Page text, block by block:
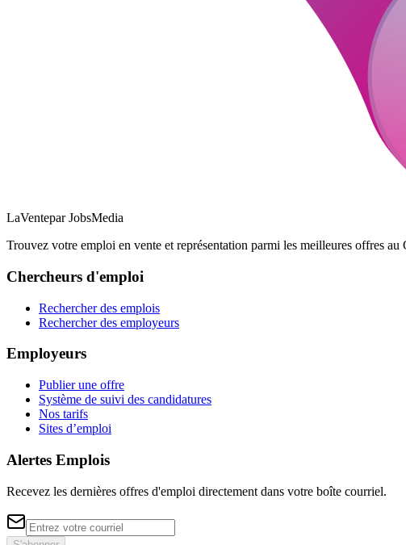
LaVentepar JobsMedia
Trouvez votre emploi en vente et représentation parmi les meilleures offres
Chercheurs d'emploi
Rechercher des emplois
Rechercher des employeurs
Employeurs
Publier une offre
Système de suivi des candidatures
Nos tarifs
Sites d’emploi
Alertes Emplois
Recevez les dernières offres d'emploi directement dans votre boîte courriel.